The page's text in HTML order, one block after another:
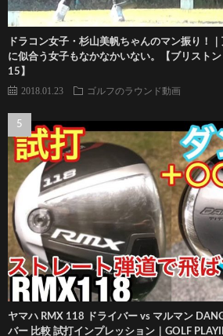
ドラコン女子・杉山美帆ちゃんのマン振り！
に似合う女子もなかなかいない。【ブリスト
15】
2018.01.23 ゴルフのラウンド動画
ヤマハ RMX 118 ドライバー vs マルマン
バー 比較 試打インプレッション｜GOLF